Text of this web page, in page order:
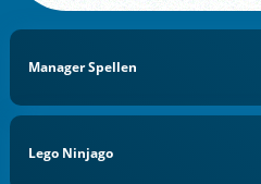
Manager Spellen
Lego Ninjago